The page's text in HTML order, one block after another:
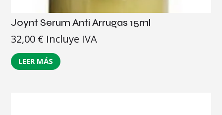
Joynt Serum Anti Arrugas 15ml
32,00 € Incluye IVA
LEER MÁS